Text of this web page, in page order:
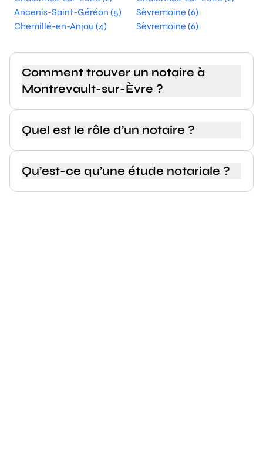
Ancenis-Saint-Géréon (5)
Sèvremoine (6)
Chemillé-en-Anjou (4)
Sèvremoine (6)
Comment trouver un notaire à
Montrevault-sur-Èvre ?
Quel est le rôle d’un notaire ?
Qu’est-ce qu’une étude notariale ?